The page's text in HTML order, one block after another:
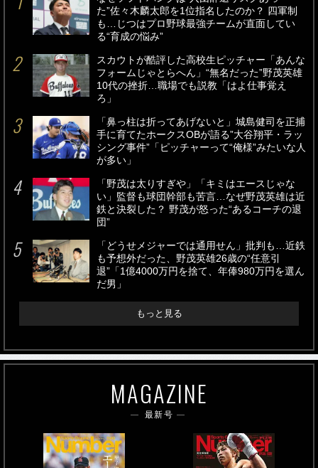
た”佐々木麟太郎を1位指名したのか？ 四軍制
も…じつはプロ野球最強チームが直面してい
る“育成の悩み”
スカウトが酷評した高校生ピッチャー「あんな
フォームじゃとらへん」“無名だった”野茂英雄
10代の挫折…職場でも説教「はよ仕事覚え
ろ」
「鼻っ柱は折ってあげないと」城島健司を正捕
手に育てたホークスOBが語る”大谷翔平・ラッ
シング事件”「ピッチャーって“俺様”みたいな人
が多い」
「野茂は太りすぎや」「キミはエースじゃな
い」監督も球団幹部も苦言…なぜ野茂英雄は近
鉄と決裂した？ 野茂が怒った“あるコーチの退
団”
「どうせメジャーでは通用せん」批判も…近鉄
も予想外だった、野茂英雄26歳の“任意引
退”「1億4000万円を捨て、年俸980万円を選ん
だ男」
もっと見る
MAGAZINE
最新号